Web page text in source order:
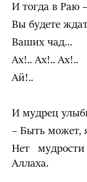
И тогда в Раю –
Вы будете
Ваших чад…
Ах!.. Ах!.. Ах!..
Ай!..
И мудрец
– Быть может,
Нет
Аллаха.